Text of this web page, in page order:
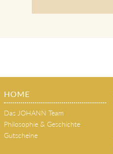
HOME
Das JOHANN Team
Philosophie & Geschichte